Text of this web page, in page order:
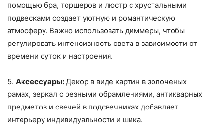
помощью бра, торшеров и люстр с хрустальными
подвесками создает уютную и романтическую
атмосферу. Важно использовать диммеры, чтобы
регулировать интенсивность света в зависимости от
времени суток и настроения.
5. Аксессуары: Декор в виде картин в золоченых
рамах, зеркал с резными обрамлениями, антикварных
предметов и свечей в подсвечниках добавляет
интерьеру индивидуальности и шика.